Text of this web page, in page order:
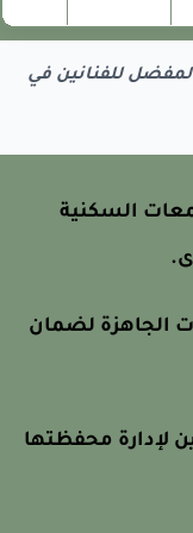
للفنانين في
السكنية
الجاهزة لضمان
محفظتها